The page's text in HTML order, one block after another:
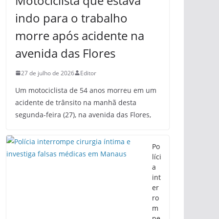
indo para o trabalho
morre após acidente na
avenida das Flores
27 de julho de 2026 Editor
Um motociclista de 54 anos morreu em um
acidente de trânsito na manhã desta
segunda-feira (27), na avenida das Flores,
Po
líci
a
int
er
ro
m